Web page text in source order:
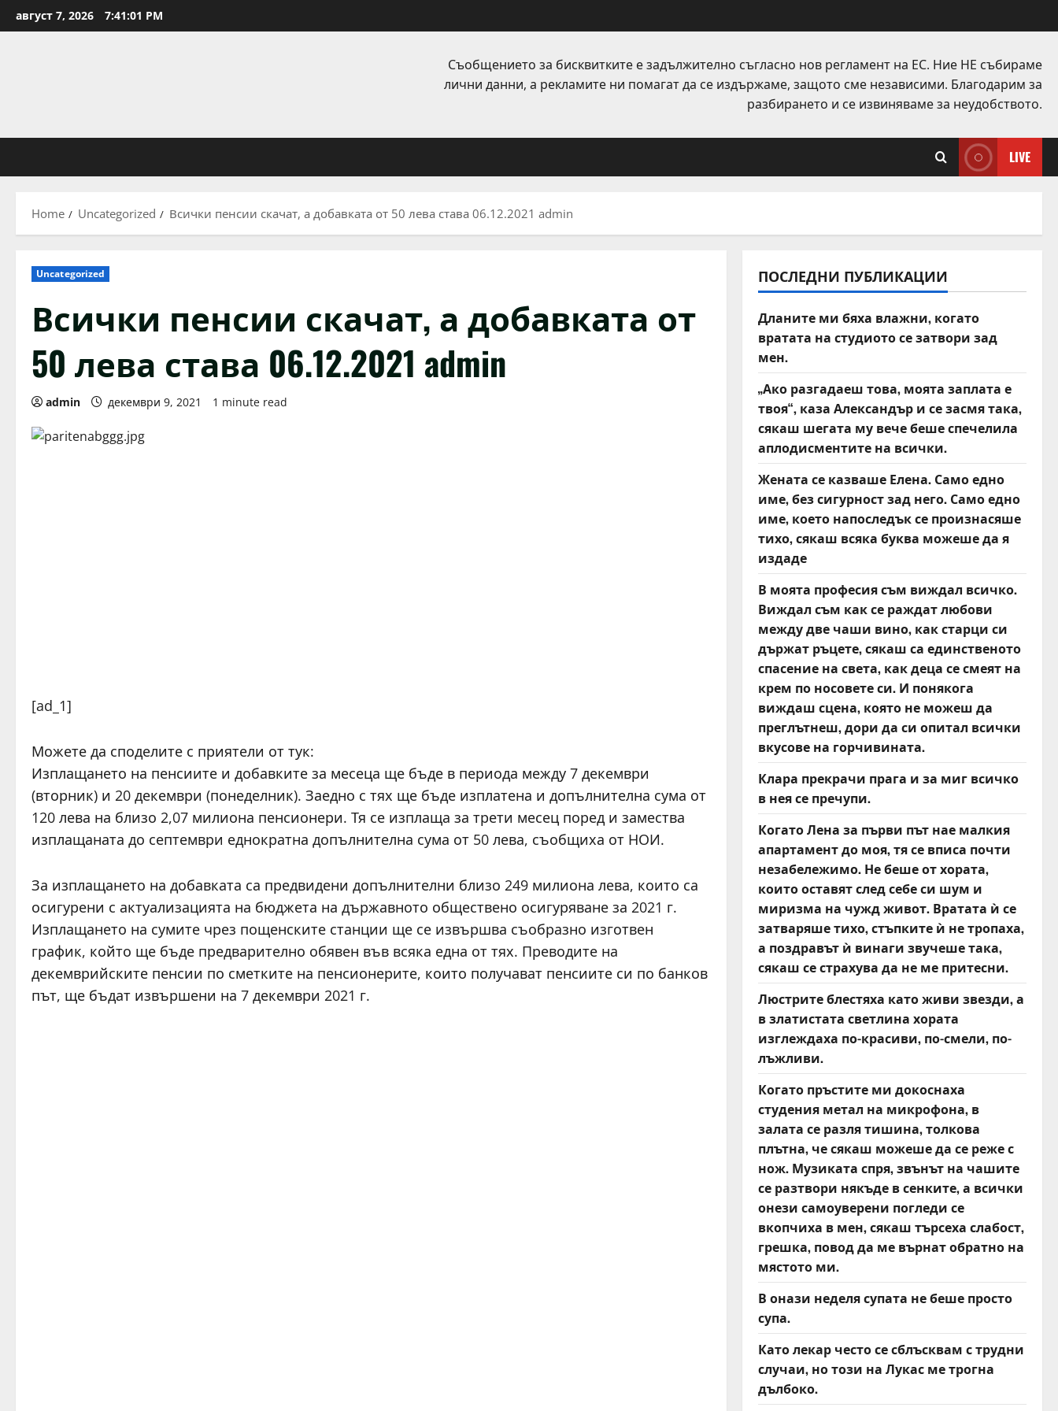
to
август 7, 2026 7:41:01 PM
Съобщението за бисквитките е задължително съгласно нов регламент на ЕС. Ние НЕ събираме
лични данни, а рекламите ни помагат да се издържаме, защото сме независими. Благодарим за
разбирането и се извиняваме за неудобството.
LIVE
Home Uncategorized Всички пенсии скачат, а добавката от 50 лева става 06.12.2021 admin
Uncategorized
Всички пенсии скачат, а добавката от
50 лева става 06.12.2021 admin
admin декември 9, 2021 1 minute read
[ad_1]
Можете да споделите с приятели от тук:
Изплащането на пенсиите и добавките за месеца ще бъде в периода между 7 декември
(вторник) и 20 декември (понеделник). Заедно с тях ще бъде изплатена и допълнителна сума от
120 лева на близо 2,07 милиона пенсионери. Тя се изплаща за трети месец поред и замества
изплащаната до септември еднократна допълнителна сума от 50 лева, съобщиха от НОИ.
За изплащането на добавката са предвидени допълнителни близо 249 милиона лева, които са
осигурени с актуализацията на бюджета на държавното обществено осигуряване за 2021 г.
Изплащането на сумите чрез пощенските станции ще се извършва съобразно изготвен
график, който ще бъде предварително обявен във всяка една от тях. Преводите на
декемврийските пенсии по сметките на пенсионерите, които получават пенсиите си по банков
път, ще бъдат извършени на 7 декември 2021 г.
ПОСЛЕДНИ ПУБЛИКАЦИИ
Дланите ми бяха влажни, когато
вратата на студиото се затвори зад
мен.
„Ако разгадаеш това, моята заплата е
твоя“, каза Александър и се засмя така,
сякаш шегата му вече беше спечелила
аплодисментите на всички.
Жената се казваше Елена. Само едно
име, без сигурност зад него. Само едно
име, което напоследък се произнасяше
тихо, сякаш всяка буква можеше да я
издаде
В моята професия съм виждал всичко.
Виждал съм как се раждат любови
между две чаши вино, как старци си
държат ръцете, сякаш са единственото
спасение на света, как деца се смеят на
крем по носовете си. И понякога
виждаш сцена, която не можеш да
преглътнеш, дори да си опитал всички
вкусове на горчивината.
Клара прекрачи прага и за миг всичко
в нея се пречупи.
Когато Лена за първи път нае малкия
апартамент до моя, тя се вписа почти
незабележимо. Не беше от хората,
които оставят след себе си шум и
миризма на чужд живот. Вратата ѝ се
затваряше тихо, стъпките ѝ не тропаха,
а поздравът ѝ винаги звучеше така,
сякаш се страхува да не ме притесни.
Люстрите блестяха като живи звезди, а
в златистата светлина хората
изглеждаха по-красиви, по-смели, по-
лъжливи.
Когато пръстите ми докоснаха
студения метал на микрофона, в
залата се разля тишина, толкова
плътна, че сякаш можеше да се реже с
нож. Музиката спря, звънът на чашите
се разтвори някъде в сенките, а всички
онези самоуверени погледи се
вкопчиха в мен, сякаш търсеха слабост,
грешка, повод да ме върнат обратно на
мястото ми.
В онази неделя супата не беше просто
супа.
Като лекар често се сблъсквам с трудни
случаи, но този на Лукас ме трогна
дълбоко.